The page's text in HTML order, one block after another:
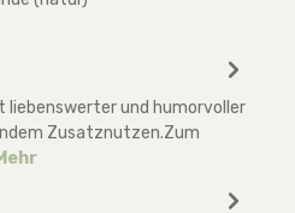
liebenswerter und humorvoller
Zusatznutzen.Zum